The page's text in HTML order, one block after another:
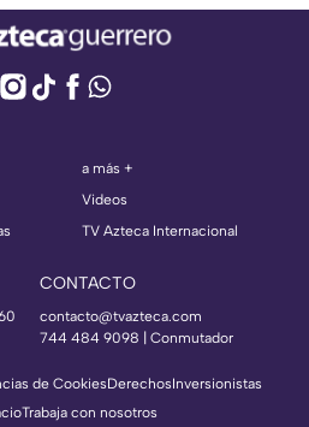
a más +
Videos
TV Azteca Internacional
CONTACTO
contacto@tvazteca.com
744 484 9098 | Conmutador
de CookiesDerechosInversionistas
Trabaja con nosotros